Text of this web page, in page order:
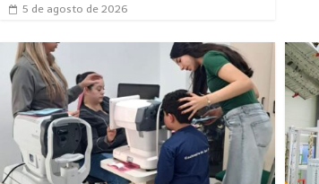
5 de agosto de 2026